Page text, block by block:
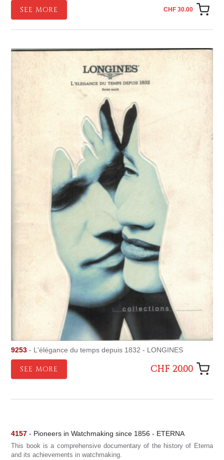
SEE MORE CHF 30.00
9253 - L'élégance du temps depuis 1832 - LONGINES
SEE MORE CHF 20.00
4157 - Pioneers in Watchmaking since 1856 - ETERNA
This book is a comprehensive documentary of the history of Eterna
and its achievements in watchmaking.